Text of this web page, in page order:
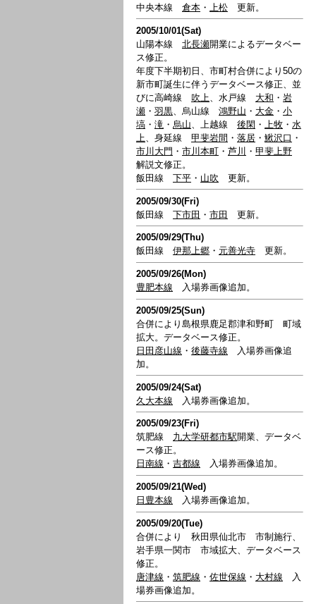
中央本線 倉本 ・ 上松 更新。
2005/10/01(Sat)
山陽本線 北長瀬開業によるデータベー
ス修正。
年度下半期初日、市町村合併により50の
新市町誕生に伴うデータベース修正、並
びに高崎線 吹上 、水戸線 大和 ・ 岩
瀬 ・ 羽黒 、烏山線 鴻野山 ・ 大金 ・ 小
塙 ・ 滝 ・ 烏山 、上越線 後閑 ・ 上牧 ・ 水
上 、身延線 甲斐岩間 ・ 落居 ・ 鰍沢口 ・
市川大門 ・ 市川本町 ・ 芦川 ・ 甲斐上野
解説文修正。
飯田線 下平 ・ 山吹 更新。
2005/09/30(Fri)
飯田線 下市田 ・ 市田 更新。
2005/09/29(Thu)
飯田線 伊那上郷 ・ 元善光寺 更新。
2005/09/26(Mon)
豊肥本線 入場券画像追加。
2005/09/25(Sun)
合併により島根県鹿足郡津和野町 町域
拡大。データベース修正。
日田彦山線 ・ 後藤寺線 入場券画像追
加。
2005/09/24(Sat)
久大本線 入場券画像追加。
2005/09/23(Fri)
筑肥線 九大学研都市駅開業、データベ
ース修正。
日南線 ・ 吉都線 入場券画像追加。
2005/09/21(Wed)
日豊本線 入場券画像追加。
2005/09/20(Tue)
合併により 秋田県仙北市 市制施行、
岩手県一関市 市域拡大、データベース
修正。
唐津線 ・ 筑肥線 ・ 佐世保線 ・ 大村線 入
場券画像追加。